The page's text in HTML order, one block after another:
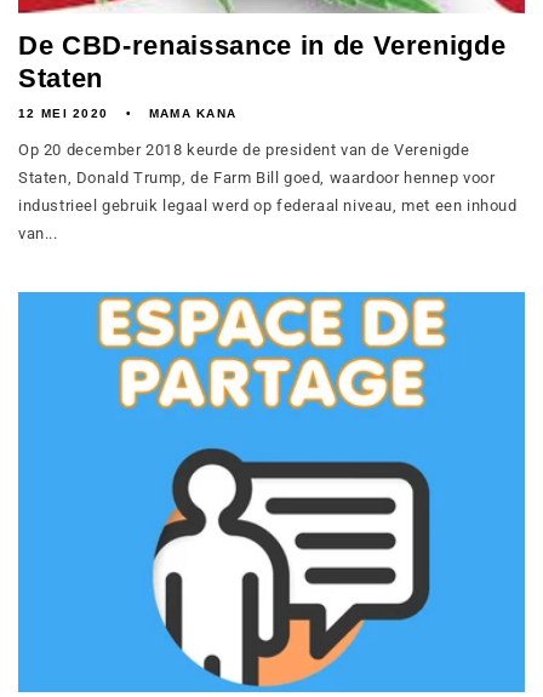
De CBD-renaissance in de Verenigde
Staten
12 MEI 2020 MAMA KANA
Op 20 december 2018 keurde de president van de Verenigde
Staten, Donald Trump, de Farm Bill goed, waardoor hennep voor
industrieel gebruik legaal werd op federaal niveau, met een inhoud
van...